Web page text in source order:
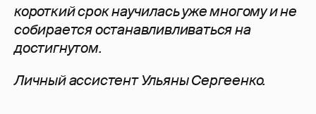
короткий срок научилась уже многому и не
собирается останавливливаться на
достигнутом.
Личный ассистент Ульяны Сергеенко.